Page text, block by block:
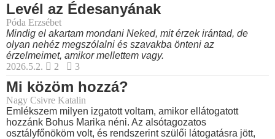
Levél az Édesanyának
Póda Erzsébet
Mindig el akartam mondani Neked, mit érzek irántad, de
olyan nehéz megszólalni és szavakba önteni az
érzelmeimet, amikor mellettem vagy.
2026.5.2.
2 3
Mi közöm hozzá?
Nagy Csivre Katalin
Emlékszem milyen izgatott voltam, amikor ellátogatott
hozzánk Bohus Marika néni. Az alsótagozatos
osztályfőnököm volt, és rendszerint szülői látogatásra jött,